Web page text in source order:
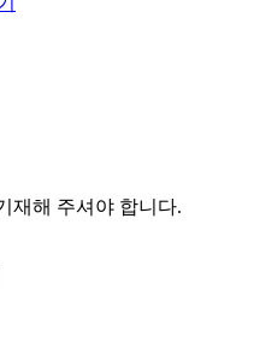
재해 주셔야 합니다.